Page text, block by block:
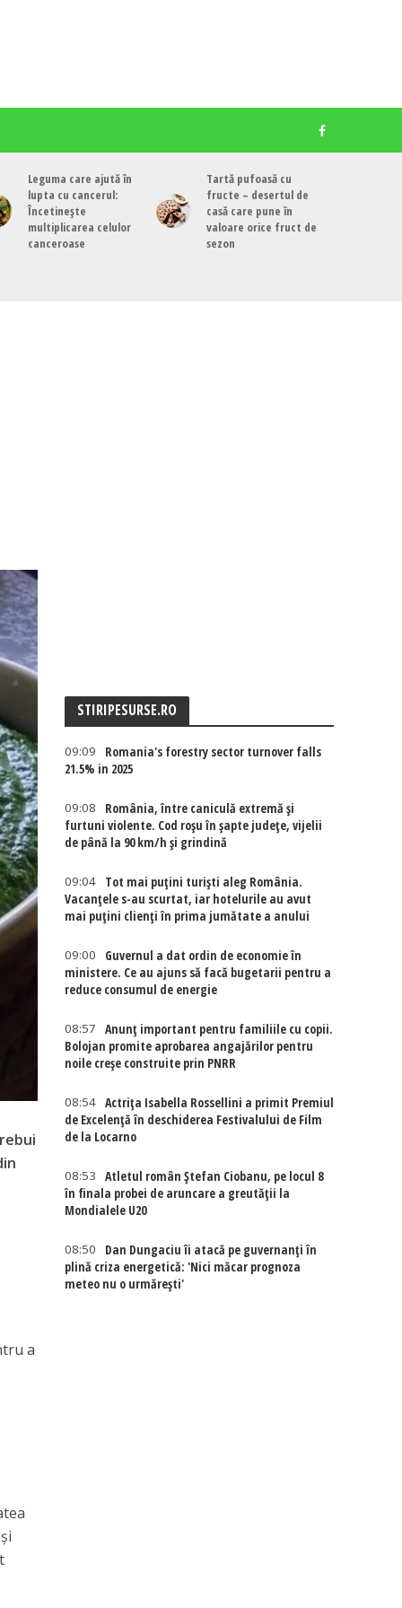
Leguma care ajută în
lupta cu cancerul:
Încetinește
multiplicarea celulor
canceroase
Tartă pufoasă cu
fructe – desertul de
casă care pune în
valoare orice fruct de
sezon
a
STIRIPESURSE.RO
09:09
Romania's forestry sector turnover falls
21.5% in 2025
09:08
România, între caniculă extremă și
furtuni violente. Cod roșu în șapte județe, vijelii
de până la 90 km/h și grindină
09:04
Tot mai puțini turiști aleg România.
Vacanțele s-au scurtat, iar hotelurile au avut
mai puțini clienți în prima jumătate a anului
09:00
Guvernul a dat ordin de economie în
ministere. Ce au ajuns să facă bugetarii pentru a
reduce consumul de energie
08:57
Anunț important pentru familiile cu copii.
Bolojan promite aprobarea angajărilor pentru
noile creșe construite prin PNRR
08:54 Actriţa Isabella Rossellini a primit Premiul
de Excelenţă în deschiderea Festivalului de Film
de la Locarno
08:53
Atletul român Ștefan Ciobanu, pe locul 8
în finala probei de aruncare a greutății la
Mondialele U20
08:50
Dan Dungaciu îi atacă pe guvernanți în
plină criza energetică: 'Nici măcar prognoza
meteo nu o urmărești'